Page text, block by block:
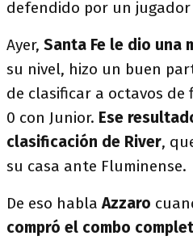
defendido por un jugador
Ayer, Santa Fe le dio una
su nivel, hizo un buen
de clasificar a octavos de
0 con Junior. Ese
clasificación de River,
su casa ante Fluminense.
De eso hablaAzzaro
compró el combo